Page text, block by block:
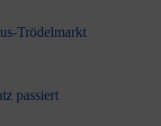
Trödelmarkt
passiert